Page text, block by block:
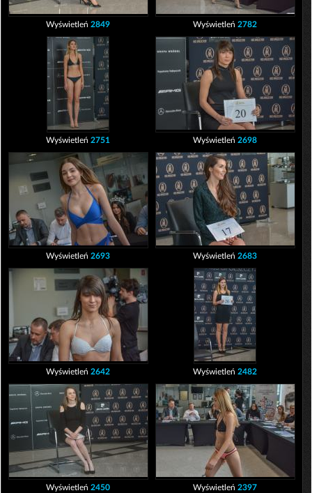
Wyświetleń2849 Wyświetleń2782
Wyświetleń2751 Wyświetleń2698
Wyświetleń2693 Wyświetleń2683
Wyświetleń2642 Wyświetleń2482
Wyświetleń2450 Wyświetleń2397